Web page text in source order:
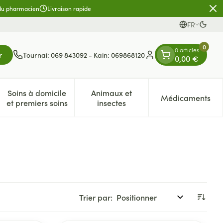
pharmacien Livraison rapide
FR
Langues
Tournai: 069 843092 - Kain: 069868120
Menu client
0 articles
0,00 €
0
enfantsVitalité 50+
menu pour la catégorie Naturopathie
Soins à domicile
et premiers soinsAfficher le sous-menu pour la catégorie Soins à
Animaux et
insectes
Afficher le sous-menu pour la
Médicaments
Afficher
Trier par: